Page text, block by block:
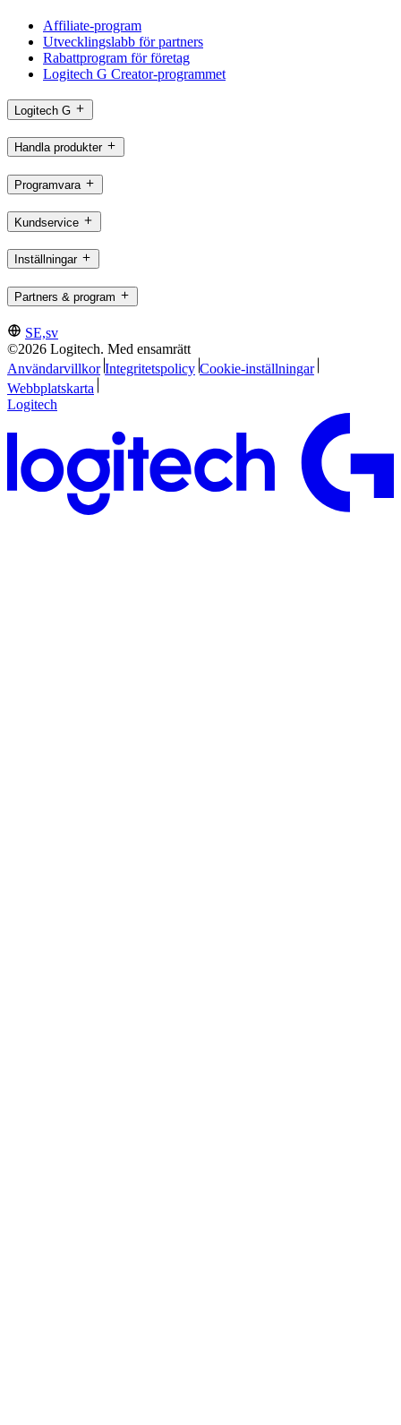
Affiliate-program
Utvecklingslabb för partners
Rabattprogram för företag
Logitech G Creator-programmet
Logitech G
Handla produkter
Programvara
Kundservice
Inställningar
Partners & program
SE,sv
©2026 Logitech. Med ensamrätt
Användarvillkor Integritetspolicy Cookie-inställningar
Webbplatskarta
Logitech